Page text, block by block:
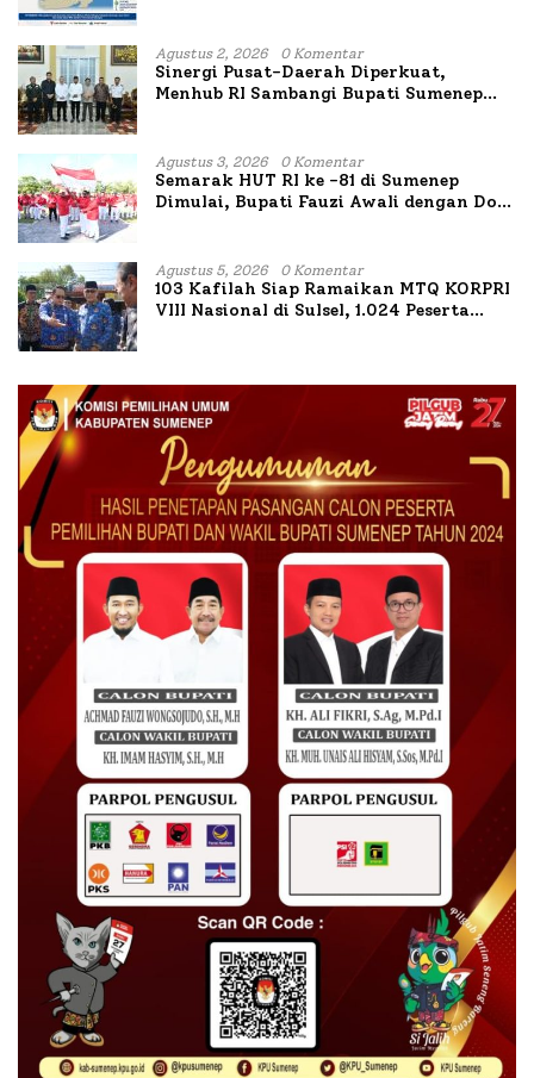
Agustus 2, 2026 0 Komentar
Sinergi Pusat-Daerah Diperkuat,
Menhub RI Sambangi Bupati Sumenep
Agustus 3, 2026 0 Komentar
Semarak HUT RI ke -81 di Sumenep
Dimulai, Bupati Fauzi Awali dengan Doa
Agustus 5, 2026 0 Komentar
103 Kafilah Siap Ramaikan MTQ KORPRI
VIII Nasional di Sulsel, 1.024 Peserta